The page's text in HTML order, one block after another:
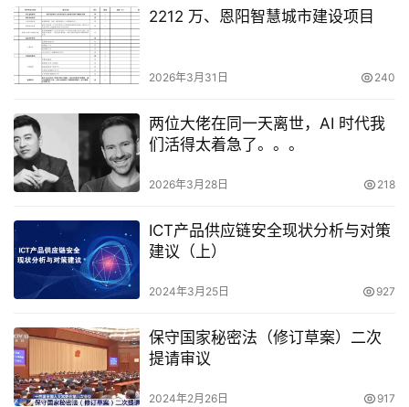
2212 万、恩阳智慧城市建设项目
2026年3月31日 240
两位大佬在同一天离世，AI 时代我
们活得太着急了。。。
2026年3月28日 218
ICT产品供应链安全现状分析与对策
建议（上）
2024年3月25日 927
保守国家秘密法（修订草案）二次
提请审议
2024年2月26日 917